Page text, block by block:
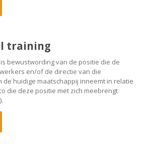
training
bewustwording van de positie die de
en/of de directie van die
de huidige maatschappij inneemt in relatie
die deze positie met zich meebrengt